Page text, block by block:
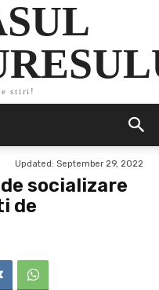
stiri!
Updated: September 29, 2022
socializare
de